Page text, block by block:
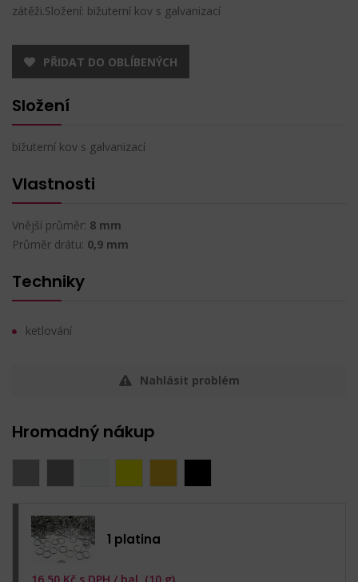
zátěži.Složení: bižuterní kov s galvanizací
PŘIDAT DO OBLÍBENÝCH
Složení
bižuterní kov s galvanizací
Vlastnosti
Vnější průměr: 8 mm
Průměr drátu: 0,9 mm
Techniky
ketlování
Nahlásit problém
Hromadný nákup
1 platina